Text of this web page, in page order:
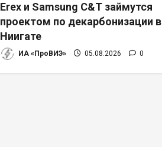
Erex и Samsung C&T займутся
проектом по декарбонизации в
Ниигате
ИА «ПроВИЭ» 05.08.2026 0